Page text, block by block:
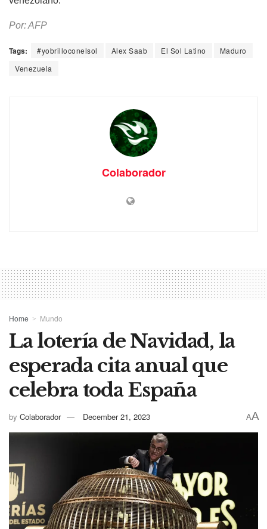
Por: AFP
Tags: #yobrilloconelsol Alex Saab El Sol Latino
Maduro
Venezuela
Colaborador
Home Mundo
La lotería de Navidad, la
esperada cita anual que
celebra toda España
by Colaborador December 21, 2023 AA